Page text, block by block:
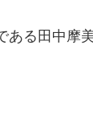
ある田中摩